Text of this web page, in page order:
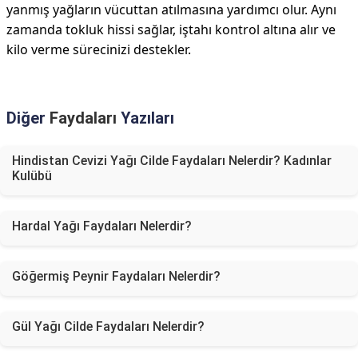
yanmış yağların vücuttan atılmasına yardımcı olur. Aynı
zamanda tokluk hissi sağlar, iştahı kontrol altına alır ve
kilo verme sürecinizi destekler.
Diğer Faydaları Yazıları
Hindistan Cevizi Yağı Cilde Faydaları Nelerdir? Kadınlar
Kulübü
Hardal Yağı Faydaları Nelerdir?
Göğermiş Peynir Faydaları Nelerdir?
Gül Yağı Cilde Faydaları Nelerdir?